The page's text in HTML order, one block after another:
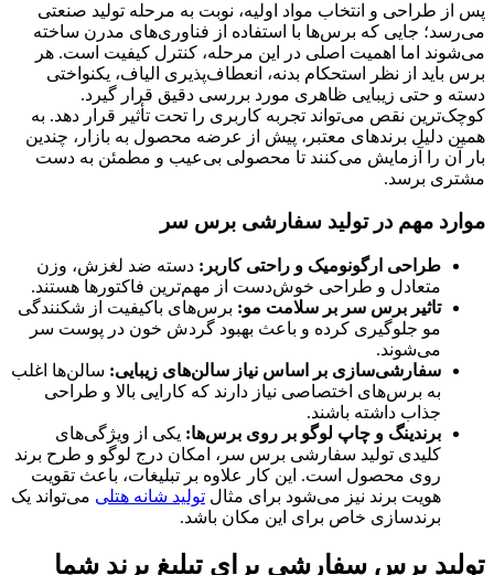
پس از طراحی و انتخاب مواد اولیه، نوبت به مرحله تولید صنعتی
می‌رسد؛ جایی که برس‌ها با استفاده از فناوری‌های مدرن ساخته
می‌شوند اما اهمیت اصلی در این مرحله، کنترل کیفیت است. هر
برس باید از نظر استحکام بدنه، انعطاف‌پذیری الیاف، یکنواختی
دسته و حتی زیبایی ظاهری مورد بررسی دقیق قرار گیرد.
کوچک‌ترین نقص می‌تواند تجربه کاربری را تحت تأثیر قرار دهد. به
همین دلیل برندهای معتبر، پیش از عرضه محصول به بازار، چندین
بار آن را آزمایش می‌کنند تا محصولی بی‌عیب و مطمئن به دست
مشتری برسد.
موارد مهم در تولید سفارشی برس سر
طراحی ارگونومیک و راحتی کاربر: دسته ضد لغزش، وزن
متعادل و طراحی خوش‌دست از مهم‌ترین فاکتورها هستند.
تاثیر برس سر بر سلامت مو: برس‌های باکیفیت از شکنندگی
مو جلوگیری کرده و باعث بهبود گردش خون در پوست سر
می‌شوند.
سفارشی‌سازی بر اساس نیاز سالن‌های زیبایی: سالن‌ها اغلب
به برس‌های اختصاصی نیاز دارند که کارایی بالا و طراحی
جذاب داشته باشند.
برندینگ و چاپ لوگو بر روی برس‌ها: یکی از ویژگی‌های
کلیدی تولید سفارشی برس سر، امکان درج لوگو و طرح برند
روی محصول است. این کار علاوه بر تبلیغات، باعث تقویت
هویت برند نیز می‌شود برای مثال تولید شانه هتلی می‌تواند یک
برندسازی خاص برای این مکان باشد.
تولید برس سفارشی برای تبلیغ برند شما